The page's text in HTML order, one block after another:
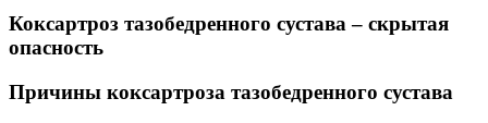
Коксартроз тазобедренного сустава – скрытая
опасность
Причины коксартроза тазобедренного сустава